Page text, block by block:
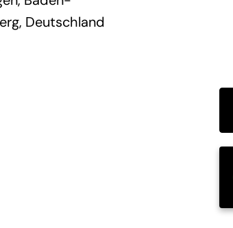
, Deutschland